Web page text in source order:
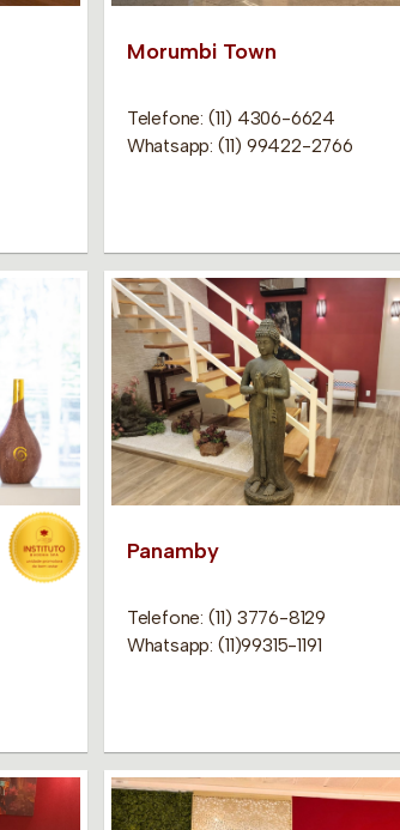
Morumbi Town
Telefone: (11) 4306-6624
Whatsapp: (11) 99422-2766
Panamby
Telefone: (11) 3776-8129
Whatsapp: (11)99315-1191